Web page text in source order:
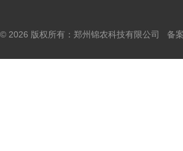
© 2026 版权所有：郑州锦农科技有限公司 备案